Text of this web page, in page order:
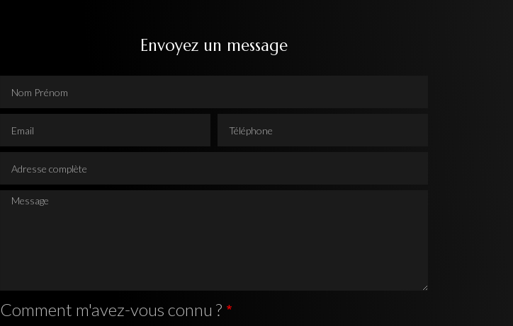
Envoyez un message
Message
Comment m'avez-vous connu ?